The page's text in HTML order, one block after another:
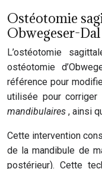
Ostéotomie
Obwegeser-
L’ostéotomie
ostéotomie
référence pour
utilisée pour corriger
mandibulaires , ainsi
Cette intervention
de la mandibule de
postérieur). Cette